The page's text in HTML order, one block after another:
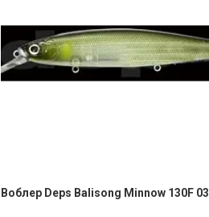
Воблер Deps Balisong Minnow 130F 03